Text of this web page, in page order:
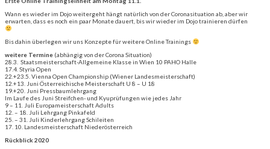
Wann es wieder im Dojo weitergeht hängt natürlich von der Coronasituation ab, aber wir
erwarten, dass es noch ein paar Monate dauert, bis wir wieder im Dojo trainieren dürfen
Bis dahin überlegen wir uns Konzepte für weitere Online Trainings
weitere Termine (abhängig von der Corona Situation)
28.3. Staatsmeisterschaft-Allgemeine Klasse in Wien 10 PAHO Halle
17.4. Styria Open
22.+23.5. Vienna Open Championship (Wiener Landesmeisterschaft)
12.+13. Juni Österreichische Meisterschaft U 8 – U 18
19.+20. Juni Pressbaumlehrgang
Im Laufe des Juni Streifchen- und Kyuprüfungen wie jedes Jahr
9 – 11. Juli Europameisterschaft Adults
12. – 18. Juli Lehrgang Pinkafeld
25. – 31. Juli Kinderlehrgang Schileiten
17. 10. Landesmeisterschaft Niederösterreich
Rückblick 2020